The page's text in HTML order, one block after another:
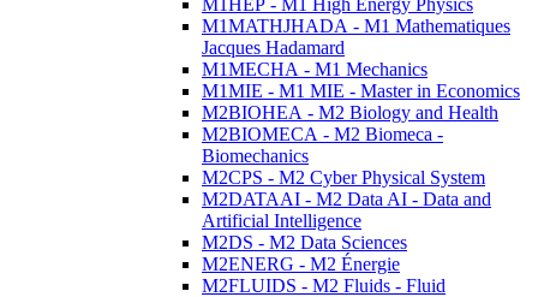
M1HEP - M1 High Energy Physics
M1MATHJHADA - M1 Mathematiques
Jacques Hadamard
M1MECHA - M1 Mechanics
M1MIE - M1 MIE - Master in Economics
M2BIOHEA - M2 Biology and Health
M2BIOMECA - M2 Biomeca -
Biomechanics
M2CPS - M2 Cyber Physical System
M2DATAAI - M2 Data AI - Data and
Artificial Intelligence
M2DS - M2 Data Sciences
M2ENERG - M2 Énergie
M2FLUIDS - M2 Fluids - Fluid